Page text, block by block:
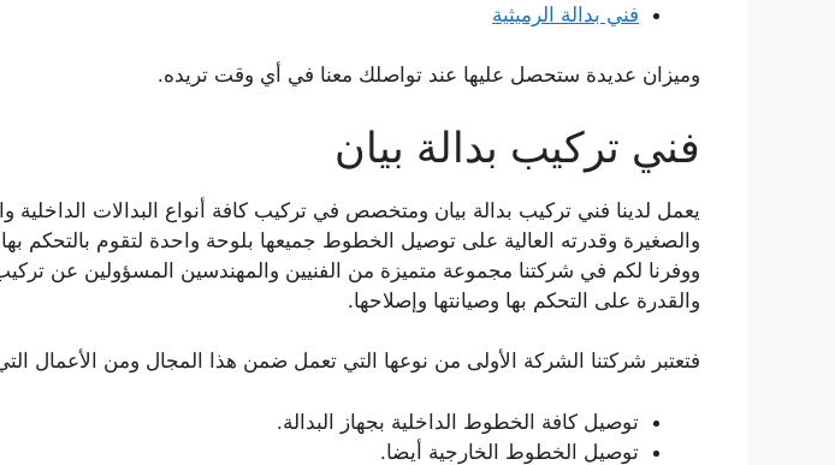
فني بدالة الرميثية
وميزان عديدة ستحصل عليها عند تواصلك معنا في أي وقت تريده.
فني تركيب بدالة بيان
يعمل لدينا فني تركيب بدالة بيان ومتخصص في تركيب كافة أنواع البدالات الداخلية
والصغيرة وقدرته العالية على توصيل الخطوط جميعها بلوحة واحدة لتقوم بالتحكم
ووفرنا لكم في شركتنا مجموعة متميزة من الفنيين والمهندسين المسؤولين عن تركيب
والقدرة على التحكم بها وصيانتها وإصلاحها.
فتعتبر شركتنا الشركة الأولى من نوعها التي تعمل ضمن هذا المجال ومن الأعمال
توصيل كافة الخطوط الداخلية بجهاز البدالة.
توصيل الخطوط الخارجية أيضا.